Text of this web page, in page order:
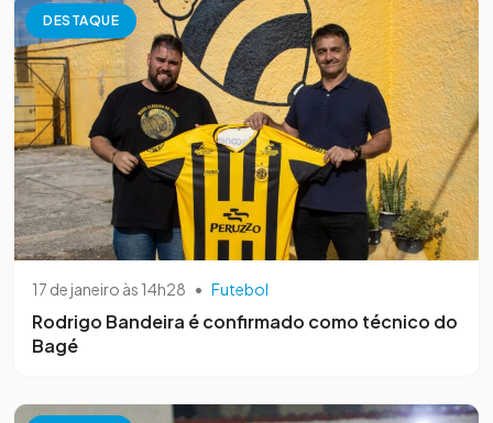
DESTAQUE
17 de janeiro às 14h28 • Futebol
Rodrigo Bandeira é confirmado como técnico do
Bagé